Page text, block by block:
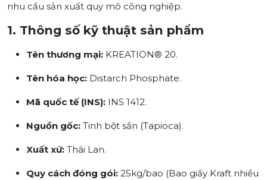
nhu cầu sản xuất quy mô công nghiệp.
1. Thông số kỹ thuật sản phẩm
Tên thương mại: KREATION® 20.
Tên hóa học: Distarch Phosphate.
Mã quốc tế (INS): INS 1412.
Nguồn gốc: Tinh bột sắn (Tapioca).
Xuất xứ: Thái Lan.
Quy cách đóng gói: 25kg/bao (Bao giấy Kraft nhiều